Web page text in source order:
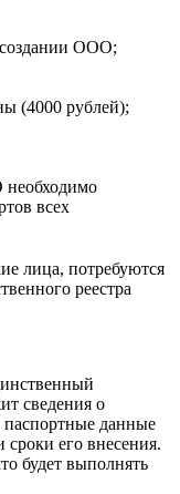
создании ООО;
(4000 рублей);
необходимо
всех
лица, потребуются
реестра
сведения о
данные
сроки его внесения.
будет выполнять